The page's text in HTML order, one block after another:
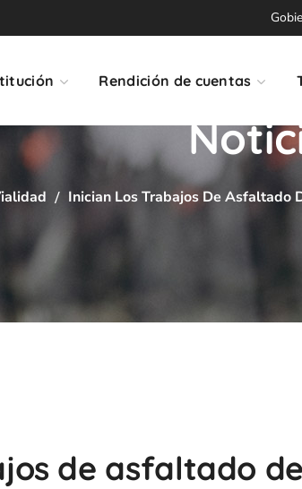
Rendición de cuentas
Inician Los Trabajos De Asfaltado
de asfaltado